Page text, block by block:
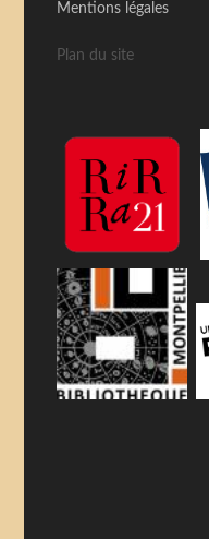
Mentions légales
Plan du site